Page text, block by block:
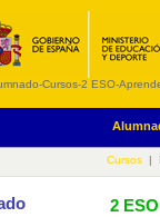
-Cursos-2 ESO-
Cursos |
2 ESO